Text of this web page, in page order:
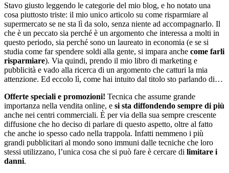
Stavo giusto leggendo le categorie del mio blog, e ho notato una
cosa piuttosto triste: il mio unico articolo su come risparmiare al
supermercato se ne sta lì da solo, senza niente ad accompagnarlo. Il
che è un peccato sia perché è un argomento che interessa a molti in
questo periodo, sia perché sono un laureato in economia (e se si
studia come far spendere soldi alla gente, si impara anche come farli
risparmiare). Via quindi, prendo il mio libro di marketing e
pubblicità e vado alla ricerca di un argomento che catturi la mia
attenzione. Ed eccolo lì, come hai intuito dal titolo sto parlando di…
Offerte speciali e promozioni! Tecnica che assume grande
importanza nella vendita online, e si sta diffondendo sempre di più
anche nei centri commerciali. È per via della sua sempre crescente
diffusione che ho deciso di parlare di questo aspetto, oltre al fatto
che anche io spesso cado nella trappola. Infatti nemmeno i più
grandi pubblicitari al mondo sono immuni dalle tecniche che loro
stessi utilizzano, l’unica cosa che si può fare è cercare di limitare i
danni.